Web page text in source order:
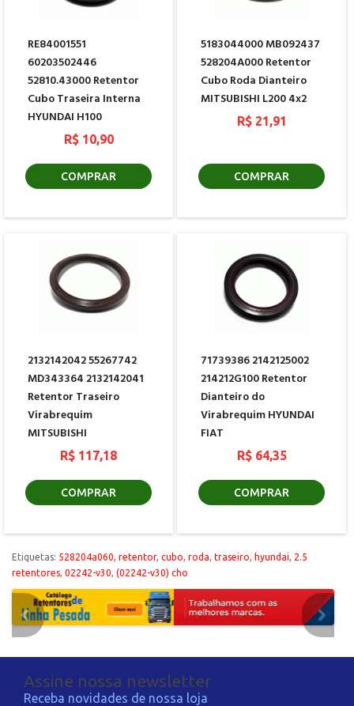
RE84001551
60203502446
52810.43000 Retentor
Cubo Traseira Interna
HYUNDAI H100
R$ 10,90
COMPRAR
5183044000 MB092437
528204A000 Retentor
Cubo Roda Dianteiro
MITSUBISHI L200 4x2
R$ 21,91
COMPRAR
2132142042 55267742
MD343364 2132142041
Retentor Traseiro
Virabrequim
MITSUBISHI
R$ 117,18
COMPRAR
71739386 2142125002
214212G100 Retentor
Dianteiro do
Virabrequim HYUNDAI
FIAT
R$ 64,35
COMPRAR
Etiquetas: 528204a060, retentor, cubo, roda, traseiro, hyundai, 2.5
retentores, 02242-v30, (02242-v30) cho
Assine nossa newsletter
Receba novidades de nossa loja